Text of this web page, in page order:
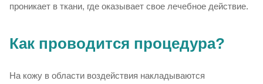
проникает в ткани, где оказывает свое лечебное действие.
Как проводится процедура?
На кожу в области воздействия накладываются